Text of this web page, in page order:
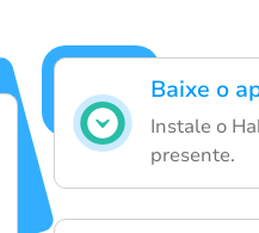
Baixe o
Instale o
presente.